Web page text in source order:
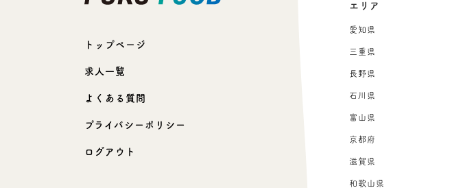
トップページ
求人一覧
よくある質問
プライバシーポリシー
ログアウト
エリア
愛知県
三重県
長野県
石川県
富山県
京都府
滋賀県
和歌山県